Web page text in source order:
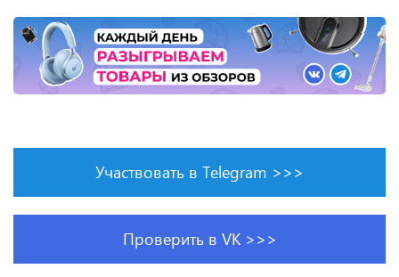
Участвовать в Telegram >>>
Проверить в VK >>>